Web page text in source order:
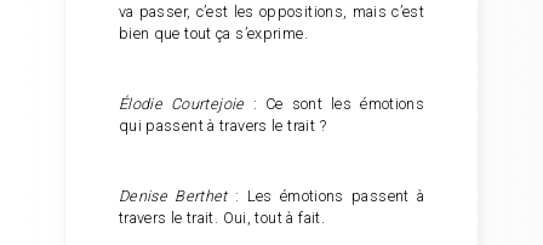
va passer, c’est les oppositions, mais c’est
bien que tout ça s’exprime.
Élodie Courtejoie : Ce sont les émotions
qui passent à travers le trait ?
Denise Berthet : Les émotions passent à
travers le trait. Oui, tout à fait.